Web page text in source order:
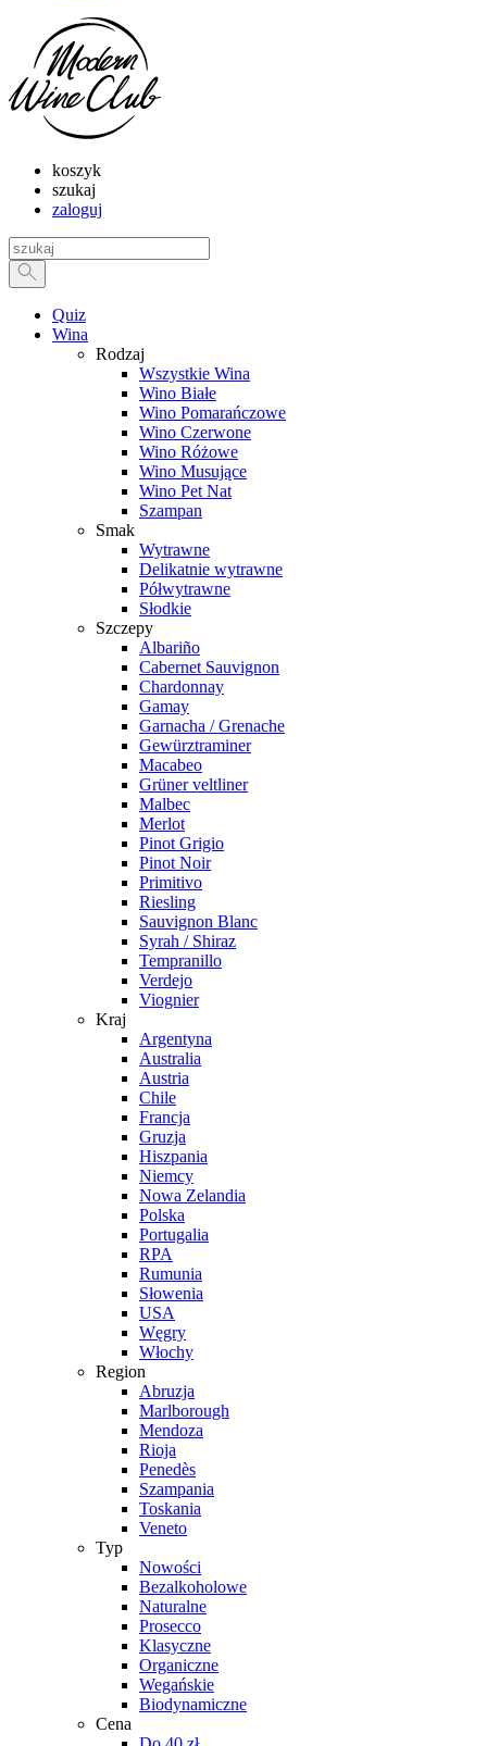
koszyk
szukaj
zaloguj
Quiz
Wina
Rodzaj
Wszystkie Wina
Wino Białe
Wino Pomarańczowe
Wino Czerwone
Wino Różowe
Wino Musujące
Wino Pet Nat
Szampan
Smak
Wytrawne
Delikatnie wytrawne
Półwytrawne
Słodkie
Szczepy
Albariño
Cabernet Sauvignon
Chardonnay
Gamay
Garnacha / Grenache
Gewürztraminer
Macabeo
Grüner veltliner
Malbec
Merlot
Pinot Grigio
Pinot Noir
Primitivo
Riesling
Sauvignon Blanc
Syrah / Shiraz
Tempranillo
Verdejo
Viognier
Kraj
Argentyna
Australia
Austria
Chile
Francja
Gruzja
Hiszpania
Niemcy
Nowa Zelandia
Polska
Portugalia
RPA
Rumunia
Słowenia
USA
Węgry
Włochy
Region
Abruzja
Marlborough
Mendoza
Rioja
Penedès
Szampania
Toskania
Veneto
Typ
Nowości
Bezalkoholowe
Naturalne
Prosecco
Klasyczne
Organiczne
Wegańskie
Biodynamiczne
Cena